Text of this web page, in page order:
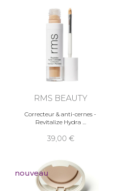
RMS BEAUTY
Correcteur & anti-cernes -
Revitalize Hydra
39,00
nouveau